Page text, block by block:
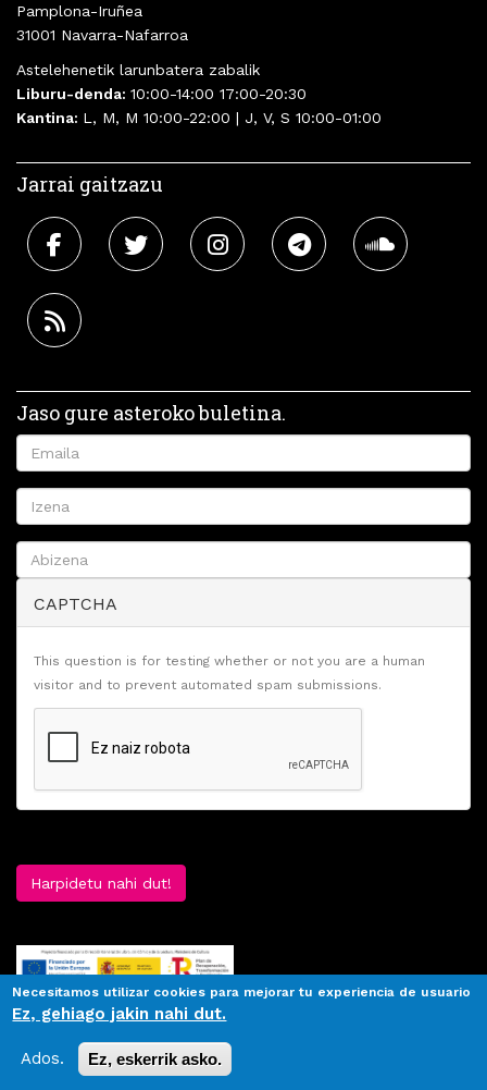
Pamplona-Iruñea
31001 Navarra-Nafarroa
Astelehenetik larunbatera zabalik
Liburu-denda: 10:00-14:00 17:00-20:30
Kantina: L, M, M 10:00-22:00 | J, V, S 10:00-01:00
Jarrai gaitzazu
Jaso gure asteroko buletina.
CAPTCHA
This question is for testing whether or not you are a human
visitor and to prevent automated spam submissions.
Harpidetu nahi dut!
Necesitamos utilizar cookies para mejorar tu experiencia de usuario
Ez, gehiago jakin nahi dut.
Ados. Ez, eskerrik asko.